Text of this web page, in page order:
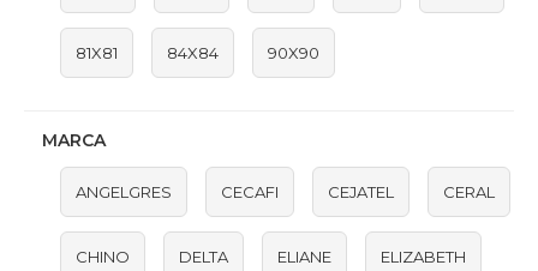
81X81 84X84 90X90
MARCA
ANGELGRES CECAFI CEJATEL CERAL
CHINO DELTA ELIANE ELIZABETH